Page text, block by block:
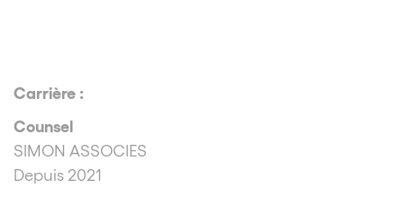
Carrière :
Counsel
SIMON ASSOCIES
Depuis 2021